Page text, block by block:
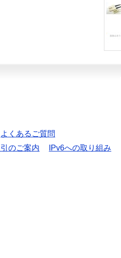
よくあるご質問
のご案内
IPv6への取り組み